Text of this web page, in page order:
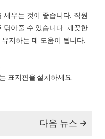
세우는 것이 좋습니다. 직원
닦아줄 수 있습니다. 깨끗한
지하는 데 도움이 됩니다.
표지판을 설치하세요.

다음 뉴스